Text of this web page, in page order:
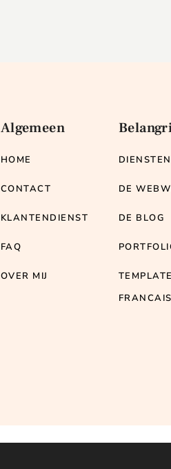
Algemeen
HOME
CONTACT
KLANTENDIENST
FAQ
OVER MIJ
DIENSTEN
DE
DE BLOG
FRANCAIS